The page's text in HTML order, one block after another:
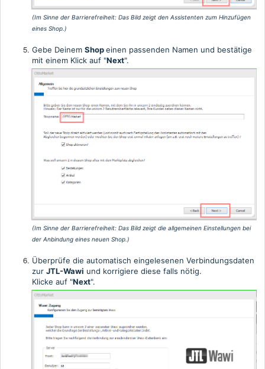
(Im Sinne der Barrierefreiheit: Das Bild zeigt den Assistenten zum Hinzufügen
eines Shop.)
Gebe Deinem Shopeinen passenden Namen und bestätige
mit einem Klick auf "Next".
(Im Sinne der Barrierefreiheit: Das Bild zeigt die allgemeinen Einstellungen bei
der Anbindung eines neuen Shop.)
Überprüfe die automatisch eingelesenen Verbindungsdaten
zur JTL-Wawi und korrigiere diese falls nötig.
Klicke auf "Next".